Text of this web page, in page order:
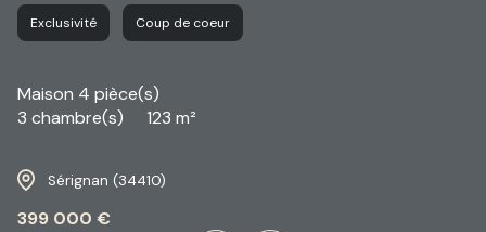
Exclusivité Coup de coeur
Maison 4 pièce(s)
3 chambre(s)
123 m²
Sérignan (34410)
399 000 €